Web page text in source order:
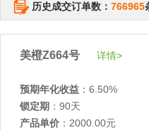
历史成交订单数： 766965
美橙Z664号 详情>
预期年化收益 ：6.50%
锁定期 ：90天
产品单价 ：2000.00元